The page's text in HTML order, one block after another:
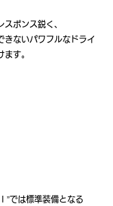
ポンス鋭く、
きないパワフルなドライ
ます。
”では標準装備となる